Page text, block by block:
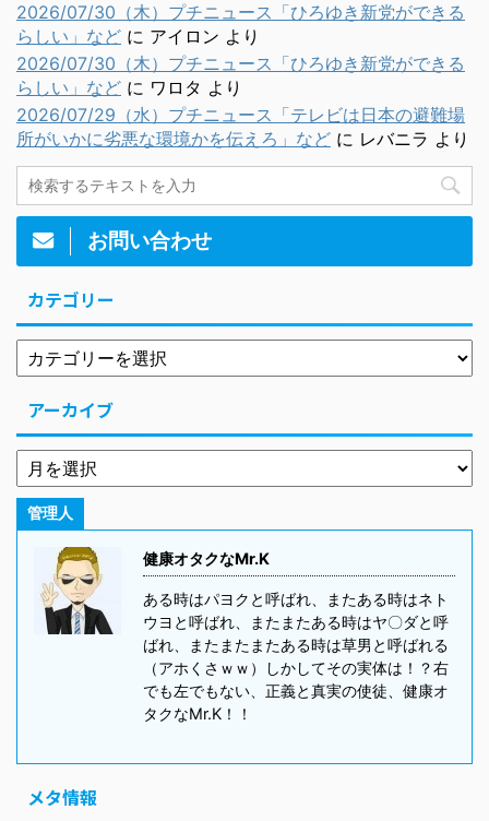
2026/07/30（木）プチニュース「ひろゆき新党ができる
らしい」など に アイロン より
2026/07/30（木）プチニュース「ひろゆき新党ができる
らしい」など に ワロタ より
2026/07/29（水）プチニュース「テレビは日本の避難場
所がいかに劣悪な環境かを伝えろ」など に レバニラ より
お問い合わせ
カテゴリー
アーカイブ
管理人
健康オタクなMr.K
ある時はパヨクと呼ばれ、またある時はネト
ウヨと呼ばれ、またまたある時はヤ〇ダと呼
ばれ、またまたまたある時は草男と呼ばれる
（アホくさｗｗ）しかしてその実体は！？右
でも左でもない、正義と真実の使徒、健康オ
タクなMr.K！！
メタ情報